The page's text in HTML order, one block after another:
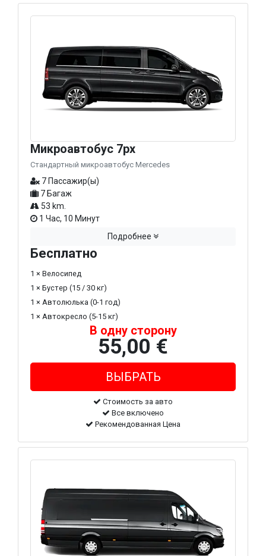
Микроавтобус 7px
Стандартный микроавтобус Mercedes
7 Пассажир(ы)
7 Багаж
53 km.
1 Час, 10 Минут
Подробнее
Бесплатно
1 × Велосипед
1 × Бустер (15 / 30 кг)
1 × Автолюлька (0-1 год)
1 × Автокресло (5-15 кг)
В одну сторону
55,00 €
Стоимость за авто
Все включено
Рекомендованная Цена